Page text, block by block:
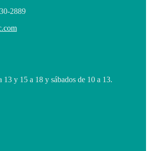
2889
13 y 15 a 18 y sábados de 10 a 13.